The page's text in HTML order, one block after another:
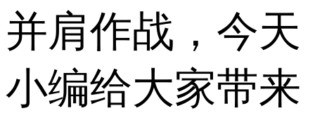
并肩作战，今天
小编给大家带来